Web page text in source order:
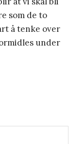
som de to
å tenke over
under